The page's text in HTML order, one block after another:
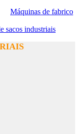
Máquinas de fabrico
sacos industriais